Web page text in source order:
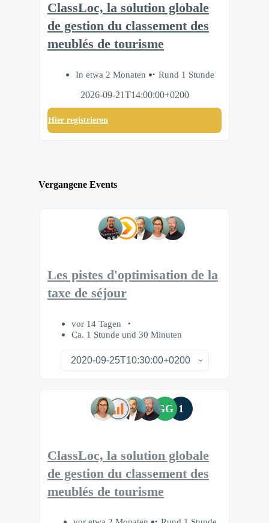
ClassLoc, la solution globale
de gestion du classement des
meublés de tourisme
In etwa 2 Monaten
Rund 1 Stunde
2026-09-21T14:00:00+0200
Hier registrieren
Vergangene Events
Les pistes d'optimisation de la
taxe de séjour
vor 14 Tagen
Ca. 1 Stunde und 30 Minuten
GG 1
ClassLoc, la solution globale
de gestion du classement des
meublés de tourisme